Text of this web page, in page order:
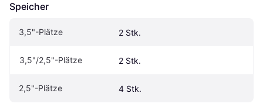
Speicher
3,5"-Plätze 2 Stk.
3,5"/2,5"-Plätze 2 Stk.
2,5"-Plätze 4 Stk.